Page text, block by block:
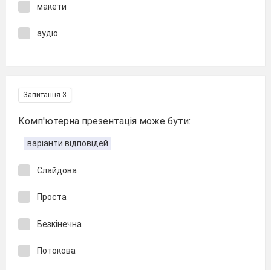
макети
аудіо
Запитання 3
Комп'ютерна презентація може бути:
варіанти відповідей
Слайдова
Проста
Безкінечна
Потокова